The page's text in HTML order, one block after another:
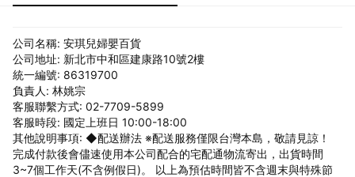
公司名稱: 安琪兒婦嬰百貨
公司地址: 新北市中和區建康路10號2樓
統一編號: 86319700
負責人: 林姚宗
客服聯繫方式: 02-7709-5899
客服時段: 國定上班日 10:00-18:00
其他說明事項: ◆配送辦法 ※配送服務僅限台灣本島，敬請見諒！
完成付款後會儘速使用本公司配合的宅配通物流寄出，出貨時間
3~7個工作天(不含例假日)。 以上為預估時間皆不含週末與特殊節